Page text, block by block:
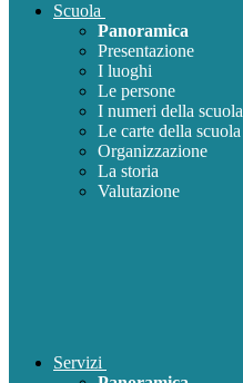
Scuola
Panoramica
Presentazione
I luoghi
Le persone
I numeri della scuola
Le carte della scuola
Organizzazione
La storia
Valutazione
Servizi